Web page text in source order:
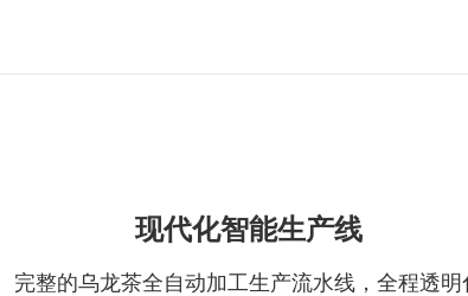
现代化智能生产线
完整的乌龙茶全自动加工生产流水线，全程透明